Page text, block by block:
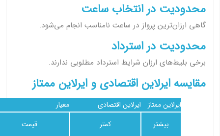
محدودیت در انتخاب ساعت
گاهی ارزان‌ترین پرواز در ساعت نامناسب انجام می‌شود.
محدودیت در استرداد
برخی بلیط‌های ارزان شرایط استرداد مطلوبی ندارند.
مقایسه ایرلاین اقتصادی و ایرلاین ممتاز
معیار ایرلاین اقتصادی
ایرلاین ممتاز
قیمت
کمتر
بیشتر